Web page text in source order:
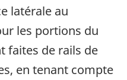
latérale au
les portions du
faites de rails de
en tenant compte